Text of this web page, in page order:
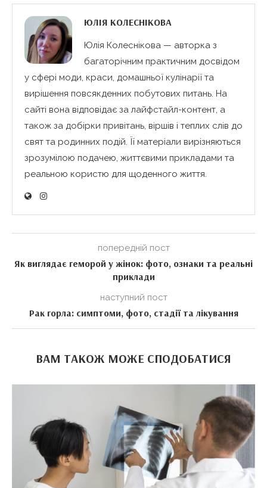
ЮЛІЯ КОЛЕСНІКОВА
Юлія Колеснікова — авторка з
багаторічним практичним досвідом
у сфері моди, краси, домашньої кулінарії та
вирішення повсякденних побутових питань. На
сайті вона відповідає за лайфстайл-контент, а
також за добірки привітань, віршів і теплих слів до
свят та родинних подій. Її матеріали вирізняються
зрозумілою подачею, життєвими прикладами та
реальною користю для щоденного життя.
попередній пост
Як виглядає геморой у жінок: фото, ознаки та реальні
приклади
наступний пост
Рак горла: симптоми, фото, стадії та лікування
ВАМ ТАКОЖ МОЖЕ СПОДОБАТИСЯ